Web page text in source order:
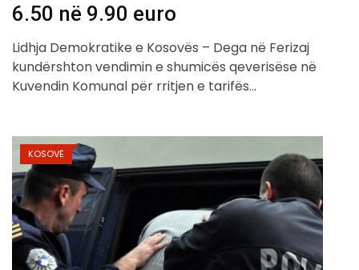
6.50 në 9.90 euro
Lidhja Demokratike e Kosovës – Dega në Ferizaj
kundërshton vendimin e shumicës qeverisëse në
Kuvendin Komunal për rritjen e tarifës…
KOSOVË